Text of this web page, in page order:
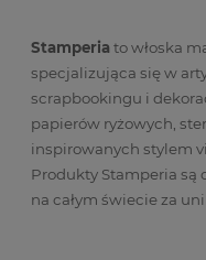
Stamperia to włoska
specjalizująca się w
scrapbookingu i
papierów ryżowych,
inspirowanych stylem
Produkty Stamperia są
na całym świecie za